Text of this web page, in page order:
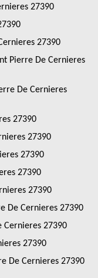
27390
27390
Pierre De Cernieres
De Cernieres
27390
27390
27390
27390
27390
De Cernieres 27390
Cernieres 27390
27390
De Cernieres 27390